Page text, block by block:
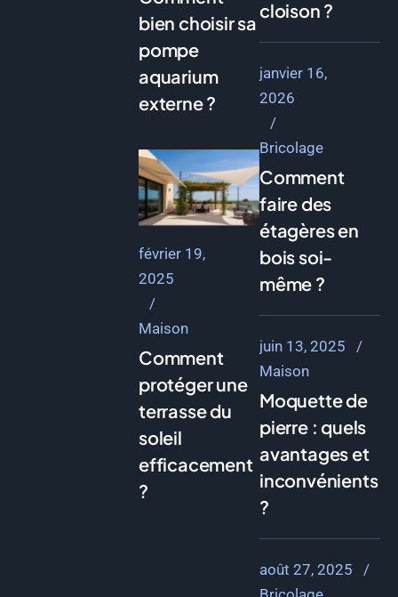
bien choisir sa
pompe
aquarium
externe ?
février 19,
2025
Maison
Comment
protéger une
terrasse du
soleil
efficacement
?
cloison ?
janvier 16,
2026
Bricolage
Comment
faire des
étagères en
bois soi-
même ?
juin 13, 2025
Maison
Moquette de
pierre : quels
avantages et
inconvénients
?
août 27, 2025